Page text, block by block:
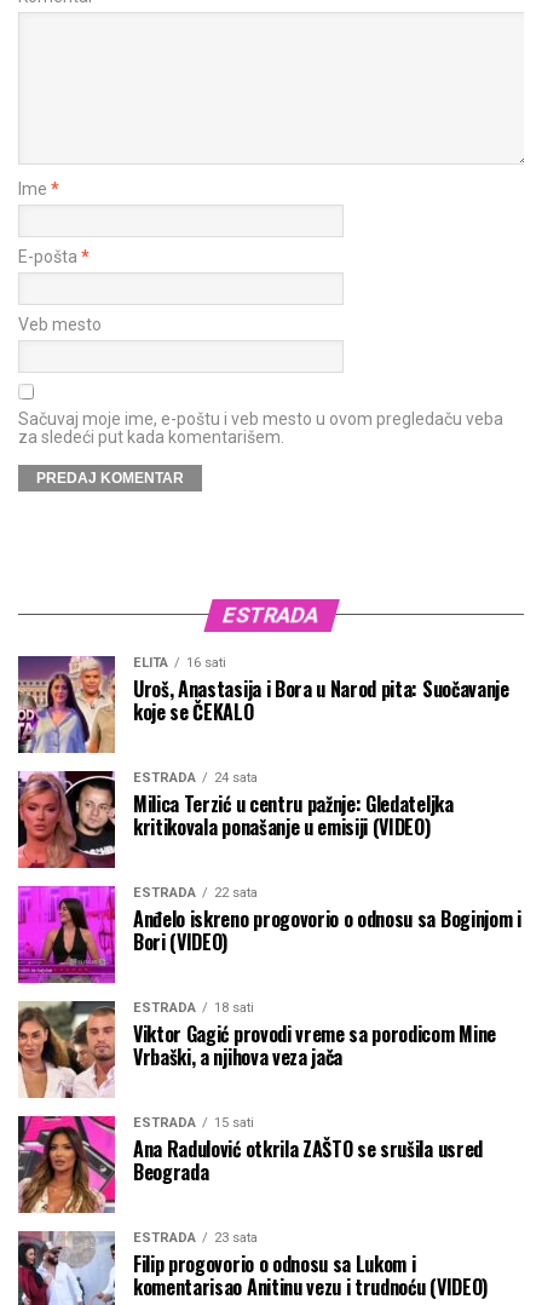
Ime *
E-pošta *
Veb mesto
Sačuvaj moje ime, e-poštu i veb mesto u ovom pregledaču veba
za sledeći put kada komentarišem.
ESTRADA
ELITA 16 sati
Uroš, Anastasija i Bora u Narod pita: Suočavanje
koje se ČEKALO
ESTRADA 24 sata
Milica Terzić u centru pažnje: Gledateljka
kritikovala ponašanje u emisiji (VIDEO)
ESTRADA 22 sata
Anđelo iskreno progovorio o odnosu sa Boginjom i
Bori (VIDEO)
ESTRADA 18 sati
Viktor Gagić provodi vreme sa porodicom Mine
Vrbaški, a njihova veza jača
ESTRADA 15 sati
Ana Radulović otkrila ZAŠTO se srušila usred
Beograda
ESTRADA 23 sata
Filip progovorio o odnosu sa Lukom i
komentarisao Anitinu vezu i trudnoću (VIDEO)